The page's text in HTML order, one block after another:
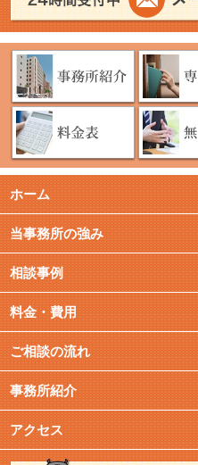
ホーム
当事務所の強み
相談事例
料金・費用
ご相談の流れ
事務所紹介
アクセス